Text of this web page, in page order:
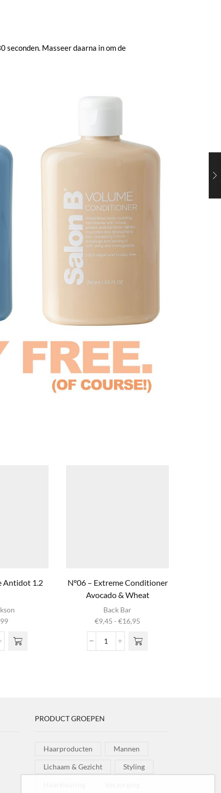
seconden. Masseer daarna in om de
Antidot 1.2
Nº06 – Extreme Conditioner
Avocado & Wheat
Back Bar
€9,45 - €16,95
tot
Nº06
heeft
meerdere
optie kan
PRODUCT GROEPEN
Haarproducten Mannen
Lichaam & Gezicht Styling